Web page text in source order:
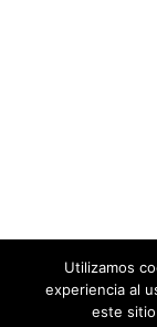
Utilizamos
experiencia al
este